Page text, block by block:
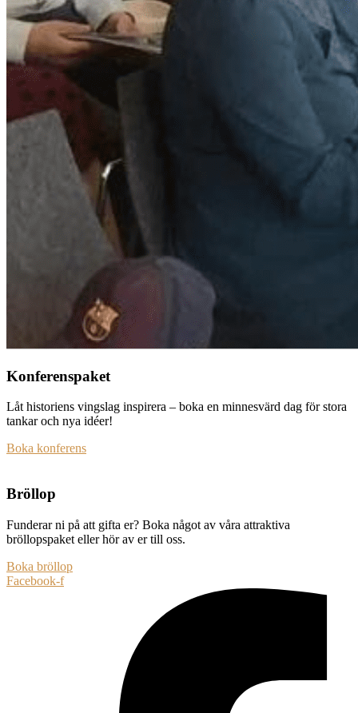
Konferenspaket
Låt historiens vingslag inspirera – boka en minnesvärd dag för stora
tankar och nya idéer!
Boka konferens
Bröllop
Funderar ni på att gifta er? Boka något av våra attraktiva
bröllopspaket eller hör av er till oss.
Boka bröllop
Facebook-f